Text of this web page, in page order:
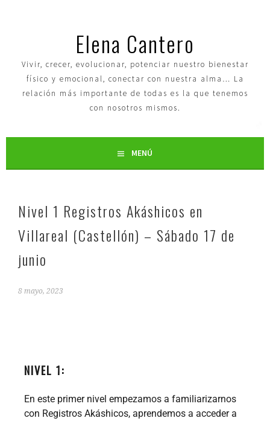
Elena Cantero
Vivir, crecer, evolucionar, potenciar nuestro bienestar
físico y emocional, conectar con nuestra alma… La
relación más importante de todas es la que tenemos
con nosotros mismos.
MENÚ
Nivel 1 Registros Akáshicos en
Villareal (Castellón) – Sábado 17 de
junio
8 mayo, 2023
NIVEL 1:
En este primer nivel empezamos a familiarizarnos
con Registros Akáshicos, aprendemos a acceder a